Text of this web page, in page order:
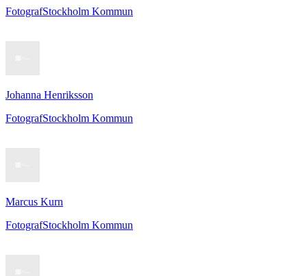
FotografStockholm Kommun
Johanna Henriksson
FotografStockholm Kommun
Marcus Kurn
FotografStockholm Kommun